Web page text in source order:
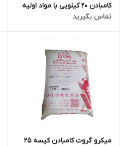
کامبادن 20 کیلویی با مواد اولیه
آلمانی
تماس بگیرید
میکرو گروت کامبادن کیسه 25